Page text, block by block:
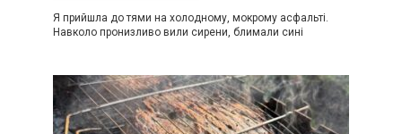
Я прийшла до тями на холодному, мокрому асфальті.
Навколо пронизливо вили сирени, блимали сині